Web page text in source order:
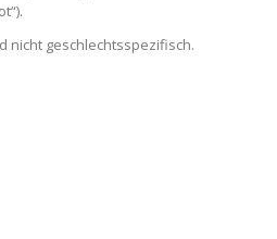
nicht geschlechtsspezifisch.